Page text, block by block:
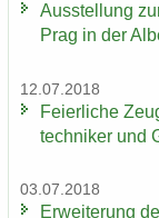
Aus­stel­lung
Prag in der
12.07.2018
Fei­er­li­che
tech­ni­ker und
03.07.2018
Er­wei­te­rung